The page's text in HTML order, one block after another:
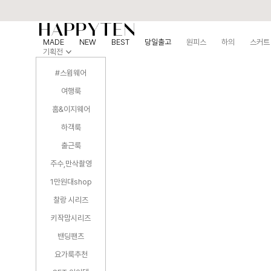
MADE NEW BEST 당일출고 원피스 하의 스커트
기획전
#스윔웨어
여행룩
홈&이지웨어
하객룩
출근룩
주수,만삭촬영
1만원대shop
찰랑 시리즈
키작맘시리즈
밴딩팬츠
요가룩추천